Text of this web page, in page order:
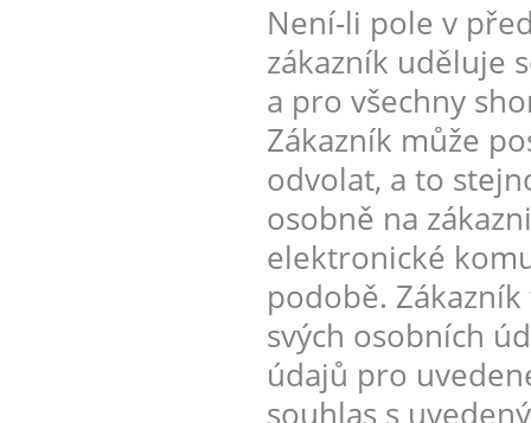
Není-li pole v
zákazník uděluje
a pro všechny
Zákazník může
odvolat, a to
osobně na
elektronické
podobě.
svých osobních
údajů pro
souhlas s